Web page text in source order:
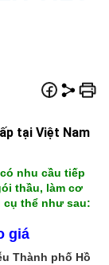
tại Việt Nam
nhu cầu tiếp
thầu, làm cơ
thể như sau:
giá
Thành phố Hồ